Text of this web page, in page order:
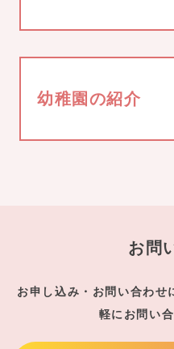
幼稚園の紹介
お問
お申し込み・お問い合わせ
軽にお問い